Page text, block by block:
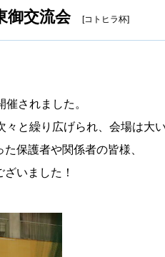
御交流会 [コトヒラ杯]
されました。
と繰り広げられ、会場は大
保護者や関係者の皆様、
いました！